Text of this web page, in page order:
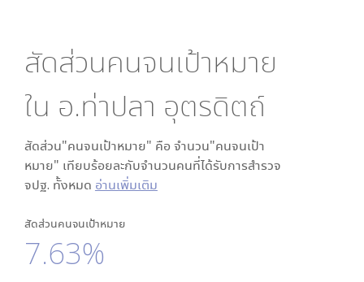
สัดส่วนคนจนเป้าหมาย
ใน อ.ท่าปลา อุตรดิตถ์
สัดส่วน"คนจนเป้าหมาย" คือ จำนวน"คนจนเป้า
หมาย" เทียบร้อยละกับจำนวนคนที่ได้รับการสำรวจ
จปฐ. ทั้งหมด อ่านเพิ่มเติม
สัดส่วนคนจนเป้าหมาย
7.63%